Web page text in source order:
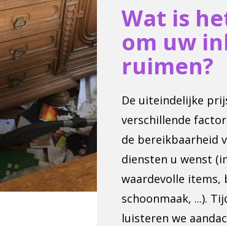
Wat is
om uw
ruimen?
De uiteindelijke
verschillende
de bereikbaarheid
diensten u wenst
waardevolle items,
schoonmaak, ...).
luisteren we